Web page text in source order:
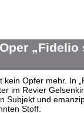
„Fidelio
kein Opfer mehr. In
im Revier
Subjekt und
Stoff.